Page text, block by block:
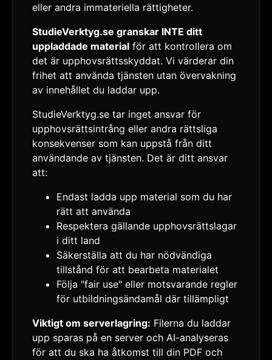
eller andra immateriella rättigheter.
StudieVerktyg.se granskar INTE ditt
uppladdade material för att kontrollera om
det är upphovsrättsskyddat. Vi värderar din
frihet att använda tjänsten utan övervakning
av innehållet du laddar upp.
StudieVerktyg.se tar inget ansvar för
upphovsrättsintrång eller andra rättsliga
konsekvenser som kan uppstå från ditt
användande av tjänsten. Det är ditt ansvar
att:
Endast ladda upp material som du har
rätt att använda
Respektera gällande upphovsrättslagar
i ditt land
Säkerställa att du har nödvändiga
tillstånd för att bearbeta materialet
Följa "fair use" eller motsvarande regler
för utbildningsändamål där tillämpligt
Viktigt om serverlagring: Filerna du laddar
upp sparas på en server och AI-analyseras
för att du ska ha åtkomst till din PDF och